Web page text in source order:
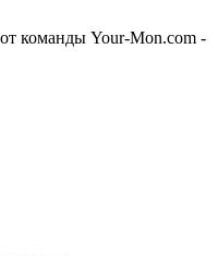
команды Your-Mon.com -